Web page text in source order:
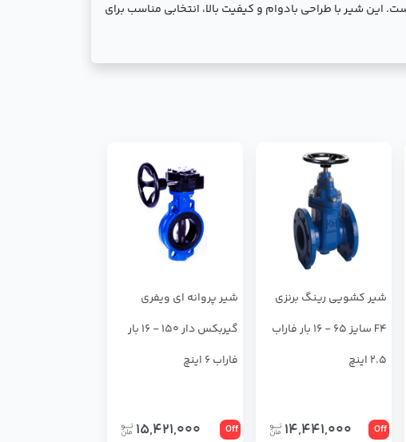
است. این شیر با طراحی بادوام و کیفیت بالا، انتخابی مناسب برای
شير كشويي رينگ برنزي
F4 سايز 65 - 16 بار فاراب
2.5 اینچ
Off
14,441,000
شير پروانه اي ويفري
گيربكس دار 150 - 16 بار
فاراب 6 اینچ
Off
15,421,000